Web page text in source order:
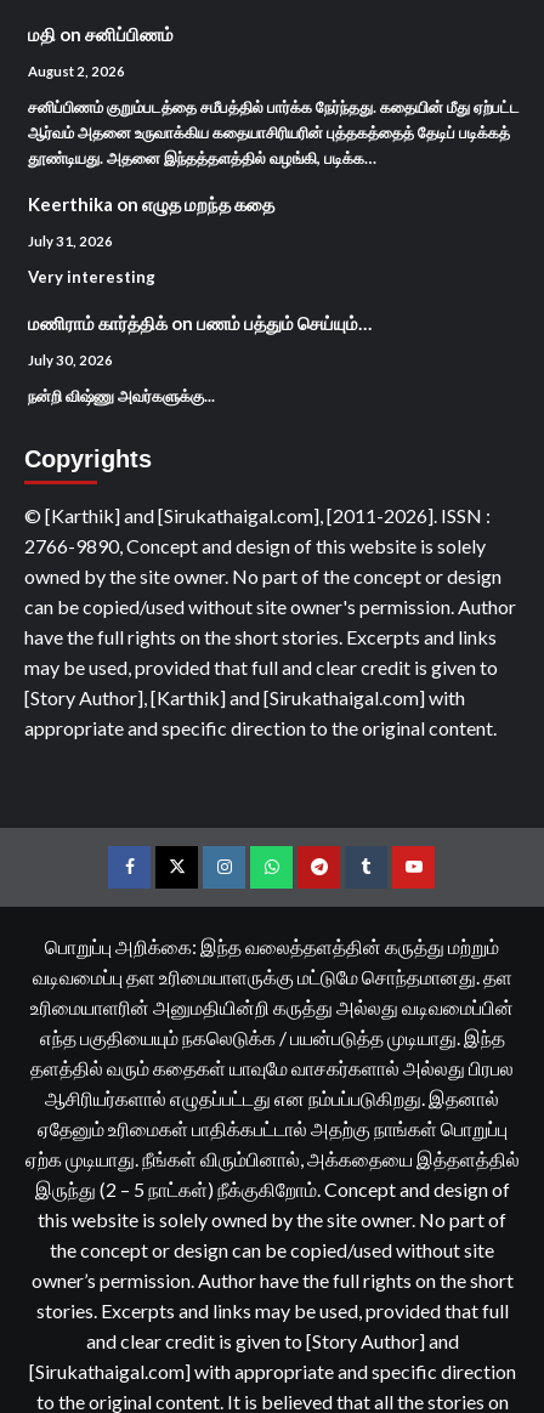
மதி on சனிப்பிணம்
August 2, 2026
சனிப்பிணம் குறும்படத்தை சமீபத்தில் பார்க்க நேர்ந்தது. கதையின் மீது ஏற்பட்ட
ஆர்வம் அதனை உருவாக்கிய கதையாசிரியரின் புத்தகத்தைத் தேடிப் படிக்கத்
தூண்டியது. அதனை இந்தத்தளத்தில் வழங்கி, படிக்க…
Keerthika on எழுத மறந்த கதை
July 31, 2026
Very interesting
மணிராம் கார்த்திக்on பணம் பத்தும் செய்யும்…
July 30, 2026
நன்றி விஷ்ணு அவர்களுக்கு...
Copyrights
© [Karthik] and [Sirukathaigal.com], [2011-2026]. ISSN :
2766-9890, Concept and design of this website is solely
owned by the site owner. No part of the concept or design
can be copied/used without site owner's permission. Author
have the full rights on the short stories. Excerpts and links
may be used, provided that full and clear credit is given to
[Story Author], [Karthik] and [Sirukathaigal.com] with
appropriate and specific direction to the original content.
FacebookTwitterInstagramWhatsappTelegramTumblrYouTube
பொறுப்பு அறிக்கை: இந்த வலைத்தளத்தின் கருத்து மற்றும்
வடிவமைப்பு தள உரிமையாளருக்கு மட்டுமே சொந்தமானது. தள
உரிமையாளரின் அனுமதியின்றி கருத்து அல்லது வடிவமைப்பின்
எந்த பகுதியையும் நகலெடுக்க / பயன்படுத்த முடியாது. இந்த
தளத்தில் வரும் கதைகள் யாவுமே வாசகர்களால் அல்லது பிரபல
ஆசிரியர்களால் எழுதப்பட்டது என நம்பப்படுகிறது. இதனால்
ஏதேனும் உரிமைகள் பாதிக்கபட்டால் அதற்கு நாங்கள் பொறுப்பு
ஏற்க முடியாது. நீங்கள் விரும்பினால், அக்கதையை இத்தளத்தில்
இருந்து (2 – 5 நாட்கள்) நீக்குகிறோம். Concept and design of
this website is solely owned by the site owner. No part of
the concept or design can be copied/used without site
owner’s permission. Author have the full rights on the short
stories. Excerpts and links may be used, provided that full
and clear credit is given to [Story Author] and
[Sirukathaigal.com] with appropriate and specific direction
to the original content. It is believed that all the stories on